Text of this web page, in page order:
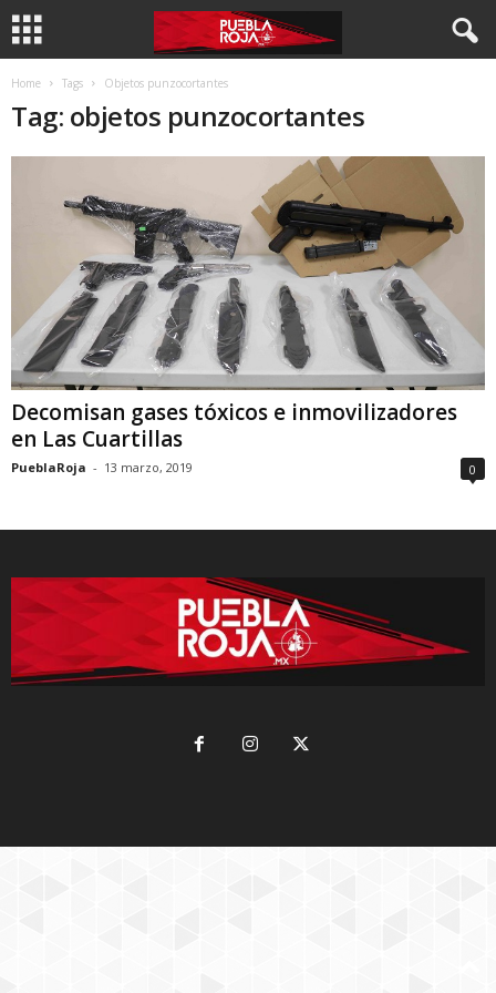
Home Tags Objetos punzocortantes
Tag: objetos punzocortantes
Decomisan gases tóxicos e inmovilizadores
en Las Cuartillas
PueblaRoja - 13 marzo, 2019 0